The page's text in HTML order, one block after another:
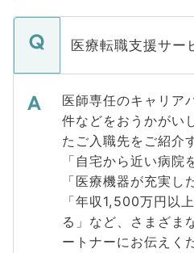
医療転職支援サー
医師専任のキャリア
件などをおうかがい
たご入職先をご紹介
「自宅から近い病院
「医療機器が充実し
「年収1,500万円以
る」など、さまざま
ートナーにお伝えく